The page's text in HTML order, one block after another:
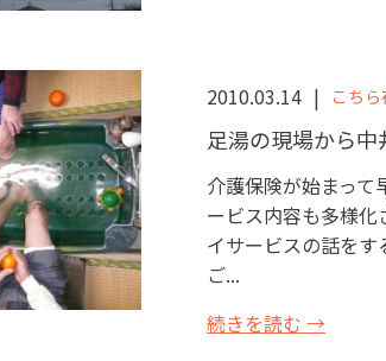
2010.03.14 こちら
足湯の現場から中
介護保険が始まっ
ービス内容も多様
イサービスの話を
ご...
続きを読む →